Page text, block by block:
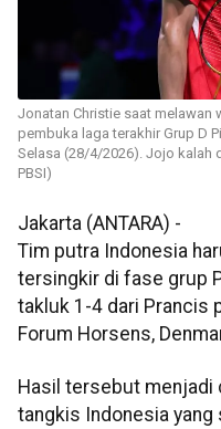
Jonatan Christie saat melawan
pembuka laga terakhir Grup D
Selasa (28/4/2026). Jojo kalah
PBSI)
Jakarta (ANTARA) -
Tim putra Indonesia
tersingkir di fase grup
takluk 1-4 dari Prancis
Forum Horsens,
Hasil tersebut menjadi
tangkis Indonesia yang